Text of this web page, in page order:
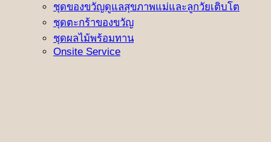
ชุดของขวัญดูแลสุขภาพแม่และลูกวัยเติบโต
ชุดตะกร้าของขวัญ
ชุดผลไม้พร้อมทาน
Onsite Service